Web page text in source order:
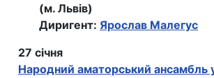
(м. Львів)
Диригент: Ярослав Малегус
27 січня
Народний аматорський ансамбль